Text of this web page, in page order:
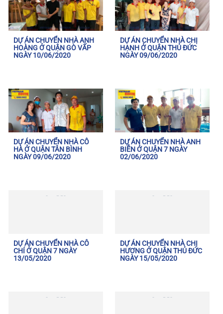
DỰ ÁN CHUYỂN NHÀ ANH
HOÀNG Ở QUẬN GÒ VẤP
NGÀY 10/06/2020
DỰ ÁN CHUYỂN NHÀ CHỊ
HẠNH Ở QUẬN THỦ ĐỨC
NGÀY 09/06/2020
DỰ ÁN CHUYỂN NHÀ CÔ
HÀ Ở QUẬN TÂN BÌNH
NGÀY 09/06/2020
DỰ ÁN CHUYỂN NHÀ ANH
BIỄN Ở QUẬN 7 NGÀY
02/06/2020
DỰ ÁN CHUYỂN NHÀ CÔ
CHÍ Ở QUẬN 7 NGÀY
13/05/2020
DỰ ÁN CHUYỂN NHÀ CHỊ
HƯƠNG Ở QUẬN THỦ ĐỨC
NGÀY 15/05/2020